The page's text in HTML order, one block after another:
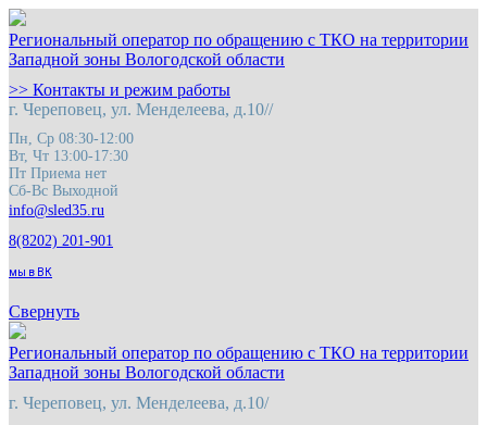
Региональный оператор по обращению с ТКО на территории
Западной зоны Вологодской области
>> Контакты и режим работы
г. Череповец, ул. Менделеева, д.10//
Пн, Ср 08:30-12:00
Вт, Чт 13:00-17:30
Пт Приема нет
Сб-Вс Выходной
8(8202) 201-901
мы в ВК
Свернуть
Региональный оператор по обращению с ТКО на территории
Западной зоны Вологодской области
г. Череповец, ул. Менделеева, д.10/